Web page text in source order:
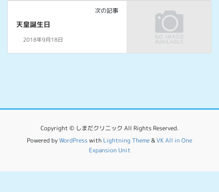
次の記事
天皇誕生日
2018年9月18日
Copyright © しまだクリニック All Rights Reserved.
Powered byWordPresswith Lightning Theme&VK All in One
Expansion Unit